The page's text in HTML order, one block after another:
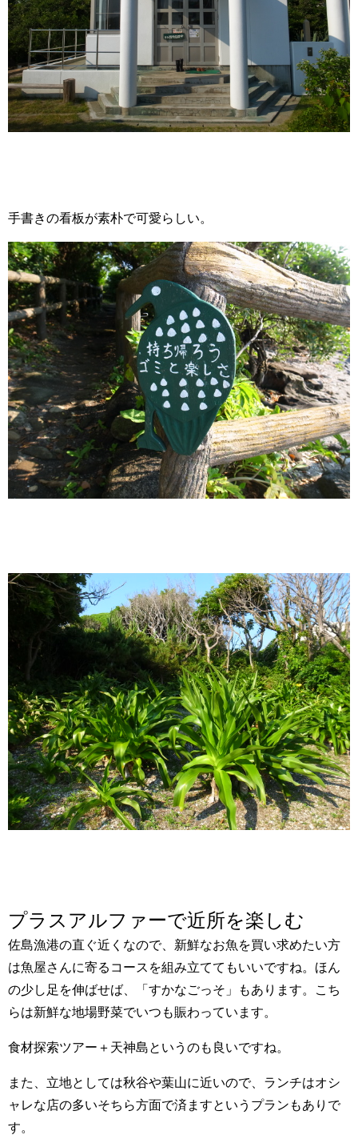
手書きの看板が素朴で可愛らしい。
プラスアルファーで近所を楽しむ
佐島漁港の直ぐ近くなので、新鮮なお魚を買い求めたい方
は魚屋さんに寄るコースを組み立ててもいいですね。ほん
の少し足を伸ばせば、「すかなごっそ」もあります。こち
らは新鮮な地場野菜でいつも賑わっています。
食材探索ツアー＋天神島というのも良いですね。
また、立地としては秋谷や葉山に近いので、ランチはオシ
ャレな店の多いそちら方面で済ますというプランもありで
す。